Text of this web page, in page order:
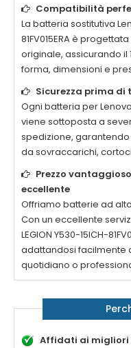
Compatibilità
La batteria sostitutiva
81FV015ERAè progettata
originale, assicurando il
forma, dimensioni e
Sicurezza prima di
Ogni batteria per Lenovo
viene sottoposta a
spedizione,
da sovraccarichi,
Prezzo
eccellente
Offriamo batterie ad
Con un eccellente
LEGION Y530-15ICH-
adattandosi facilmente
quotidiano o
Affidati ai